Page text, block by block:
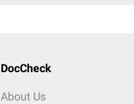
DocCheck
About Us